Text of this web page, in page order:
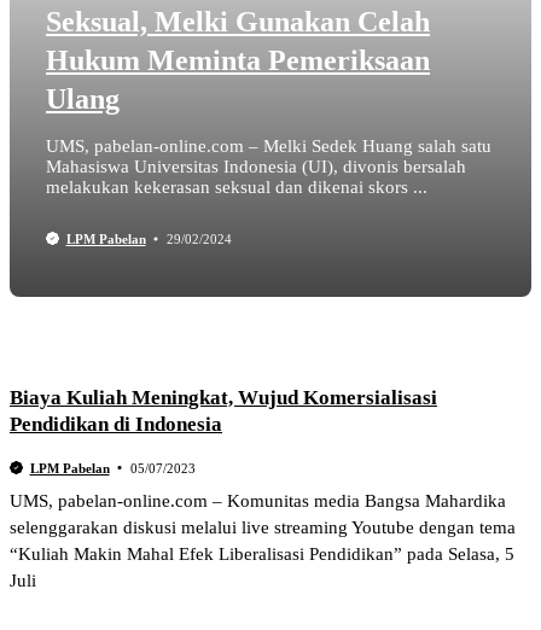
Seksual, Melki Gunakan Celah
Hukum Meminta Pemeriksaan
Ulang
UMS, pabelan-online.com – Melki Sedek Huang salah satu
Mahasiswa Universitas Indonesia (UI), divonis bersalah
melakukan kekerasan seksual dan dikenai skors ...
LPM Pabelan 29/02/2024
Biaya Kuliah Meningkat, Wujud Komersialisasi
Pendidikan di Indonesia
LPM Pabelan 05/07/2023
UMS, pabelan-online.com – Komunitas media Bangsa Mahardika
selenggarakan diskusi melalui live streaming Youtube dengan tema
“Kuliah Makin Mahal Efek Liberalisasi Pendidikan” pada Selasa, 5
Juli